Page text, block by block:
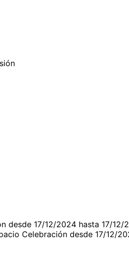
desde 17/12/2024 hasta 17/12/
Celebración desde 17/12/